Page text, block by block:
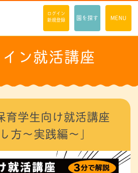
ログイン
新規登録
園を探す MENU
ン就活講座
育学生向け就活講座
方～実践編～」